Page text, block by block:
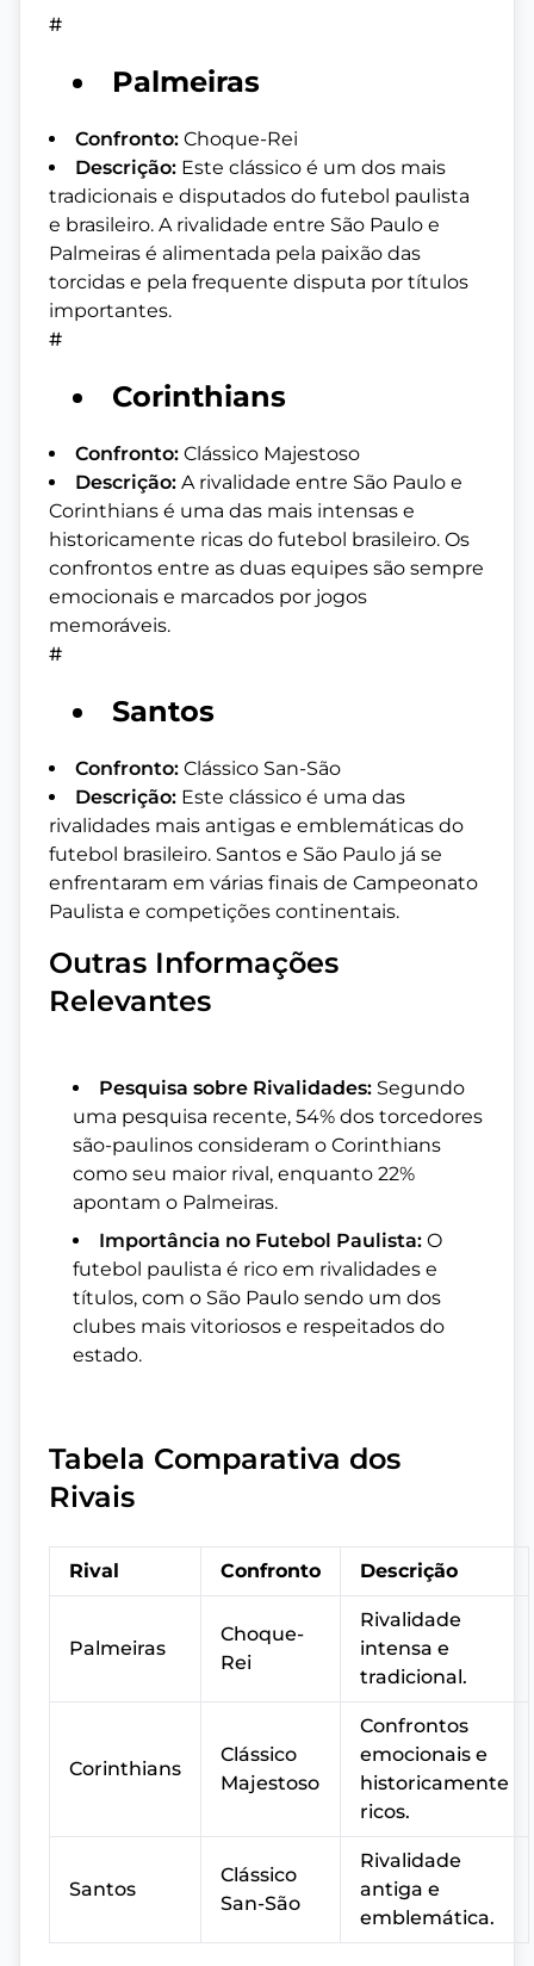
#
Palmeiras
Confronto: Choque-Rei
Descrição: Este clássico é um dos mais
tradicionais e disputados do futebol paulista
e brasileiro. A rivalidade entre São Paulo e
Palmeiras é alimentada pela paixão das
torcidas e pela frequente disputa por títulos
importantes.
#
Corinthians
Confronto: Clássico Majestoso
Descrição: A rivalidade entre São Paulo e
Corinthians é uma das mais intensas e
historicamente ricas do futebol brasileiro. Os
confrontos entre as duas equipes são sempre
emocionais e marcados por jogos
memoráveis.
#
Santos
Confronto: Clássico San-São
Descrição: Este clássico é uma das
rivalidades mais antigas e emblemáticas do
futebol brasileiro. Santos e São Paulo já se
enfrentaram em várias finais de Campeonato
Paulista e competições continentais.
Outras Informações
Relevantes
Pesquisa sobre Rivalidades: Segundo
uma pesquisa recente, 54% dos torcedores
são-paulinos consideram o Corinthians
como seu maior rival, enquanto 22%
apontam o Palmeiras.
Importância no Futebol Paulista: O
futebol paulista é rico em rivalidades e
títulos, com o São Paulo sendo um dos
clubes mais vitoriosos e respeitados do
estado.
Tabela Comparativa dos
Rivais
Rival Confronto Descrição
Palmeiras
Choque-
Rei
Rivalidade
intensa e
tradicional.
Corinthians
Clássico
Majestoso
Confrontos
emocionais e
historicamente
ricos.
Santos
Clássico
San-São
Rivalidade
antiga e
emblemática.